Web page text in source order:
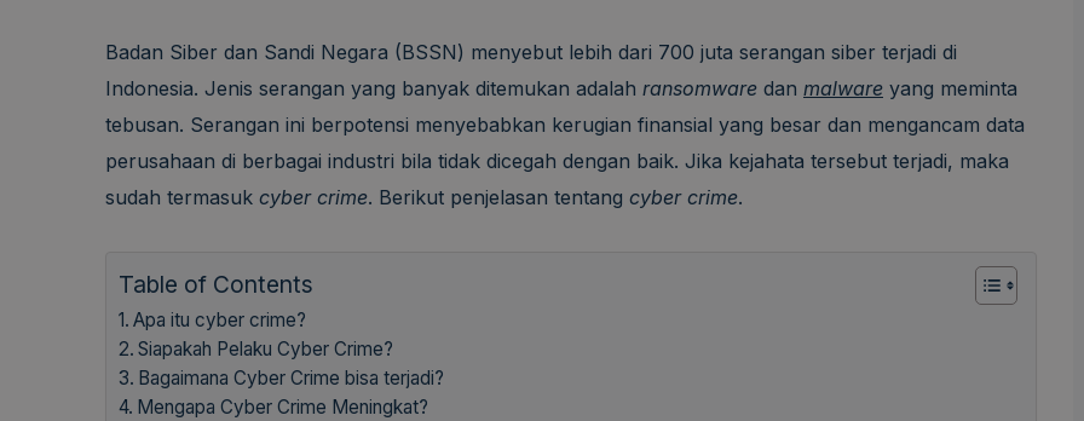
Badan Siber dan Sandi Negara (BSSN) menyebut lebih dari 700 juta serangan siber terjadi di
Indonesia. Jenis serangan yang banyak ditemukan adalah ransomware dan malware yang meminta
tebusan. Serangan ini berpotensi menyebabkan kerugian finansial yang besar dan mengancam data
perusahaan di berbagai industri bila tidak dicegah dengan baik. Jika kejahata tersebut terjadi, maka
sudah termasuk cyber crime. Berikut penjelasan tentang cyber crime.
Table of Contents
Apa itu cyber crime?
Siapakah Pelaku Cyber Crime?
Bagaimana Cyber Crime bisa terjadi?
Mengapa Cyber Crime Meningkat?